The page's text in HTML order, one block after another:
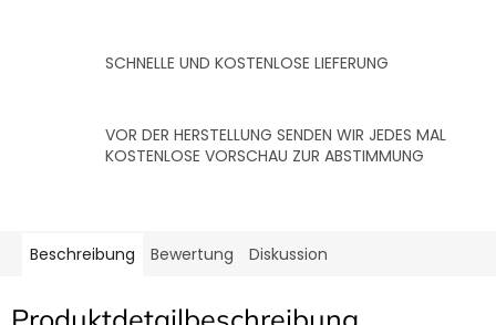
SCHNELLE UND KOSTENLOSE LIEFERUNG
VOR DER HERSTELLUNG SENDEN WIR JEDES MAL
KOSTENLOSE VORSCHAU ZUR ABSTIMMUNG
Beschreibung Bewertung Diskussion